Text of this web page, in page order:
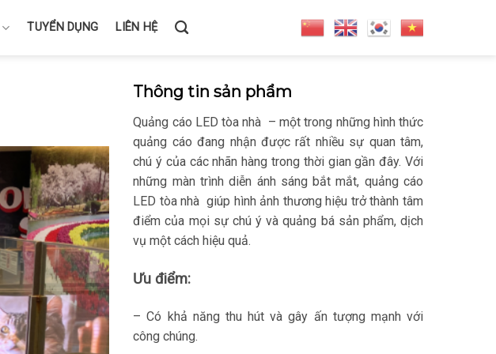
TUYỂN DỤNG LIÊN HỆ
Thông tin sản phẩm
Quảng cáo LED tòa nhà – một trong những hình thức
quảng cáo đang nhận được rất nhiều sự quan tâm,
chú ý của các nhãn hàng trong thời gian gần đây. Với
những màn trình diễn ánh sáng bắt mắt, quảng cáo
LED tòa nhà giúp hình ảnh thương hiệu trở thành tâm
điểm của mọi sự chú ý và quảng bá sản phẩm, dịch
vụ một cách hiệu quả.
Ưu điểm:
– Có khả năng thu hút và gây ấn tượng mạnh với
công chúng.